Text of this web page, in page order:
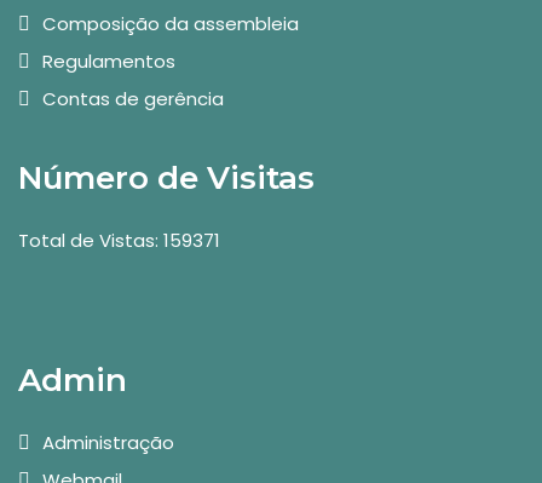
Composição da assembleia
Regulamentos
Contas de gerência
Número de Visitas
Total de Vistas: 159371
Admin
Administração